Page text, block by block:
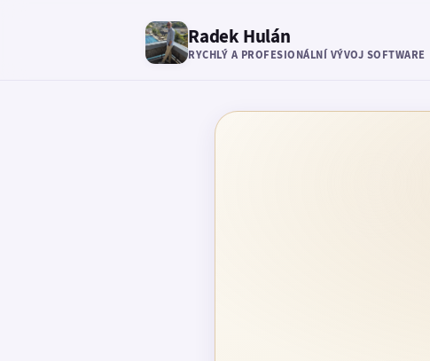
Radek Hulán
RYCHLÝ A PROFESIONÁLNÍ VÝVOJ SOFTWARE